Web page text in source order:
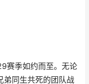
季如约而至。无论
弟同生共死的团队战